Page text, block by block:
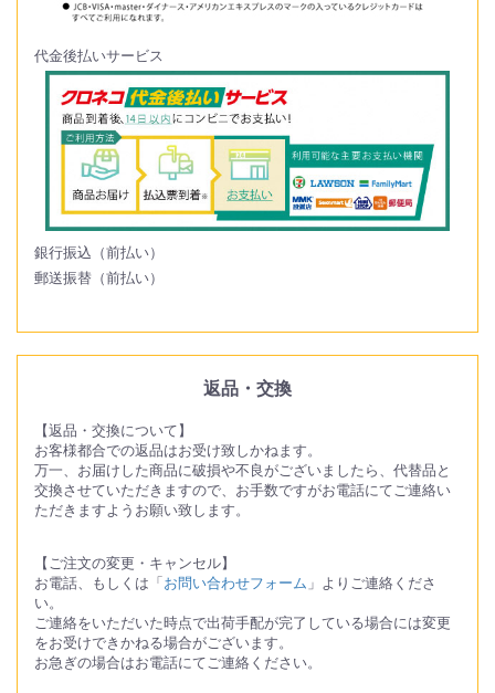
代金後払いサービス
銀行振込（前払い）
郵送振替（前払い）
返品・交換
【返品・交換について】
お客様都合での返品はお受け致しかねます。
万一、お届けした商品に破損や不良がございましたら、代替品と
交換させていただきますので、お手数ですがお電話にてご連絡い
ただきますようお願い致します。
【ご注文の変更・キャンセル】
お電話、もしくは「お問い合わせフォーム 」よりご連絡くださ
い。
ご連絡をいただいた時点で出荷手配が完了している場合には変更
をお受けできかねる場合がございます。
お急ぎの場合はお電話にてご連絡ください。